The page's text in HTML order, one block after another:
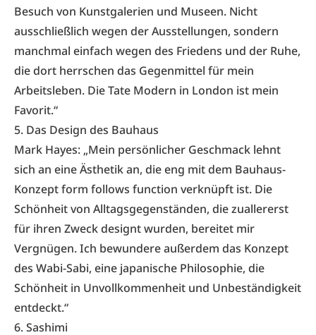
Besuch von Kunstgalerien und Museen. Nicht
ausschließlich wegen der Ausstellungen, sondern
manchmal einfach wegen des Friedens und der Ruhe,
die dort herrschen das Gegenmittel für mein
Arbeitsleben. DieTate Modern in London ist mein
Favorit.“
5. Das Design des Bauhaus
Mark Hayes: „Mein persönlicher Geschmack lehnt
sich an eine Ästhetik an, die eng mit dem Bauhaus-
Konzept form follows function verknüpft ist. Die
Schönheit von Alltagsgegenständen, die zuallererst
für ihren Zweck designt wurden, bereitet mir
Vergnügen. Ich bewundere außerdem das Konzept
des Wabi-Sabi, eine japanische Philosophie, die
Schönheit in Unvollkommenheit und Unbeständigkeit
entdeckt.“
6. Sashimi